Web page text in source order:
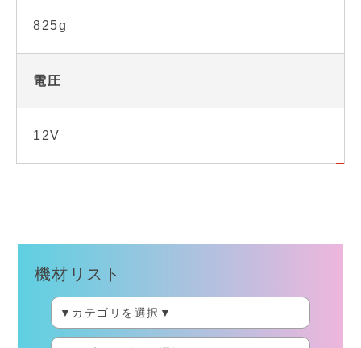
825g
電圧
12V
機材リスト